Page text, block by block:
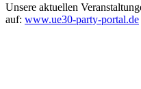
Unsere aktuellen
auf: www.ue30-party-portal.de